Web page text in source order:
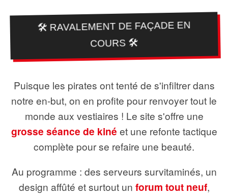
🛠️ RAVALEMENT DE FAÇADE EN
COURS 🛠️
Puisque les pirates ont tenté de s'infiltrer dans
notre en-but, on en profite pour renvoyer tout le
monde aux vestiaires ! Le site s'offre une
grosse séance de kiné et une refonte tactique
complète pour se refaire une beauté.
Au programme : des serveurs survitaminés, un
design affûté et surtout un forum tout neuf,